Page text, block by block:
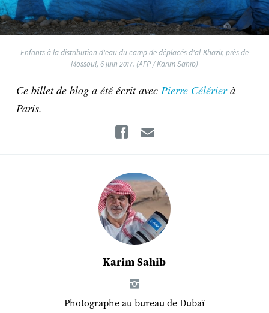
Enfants à la distribution d'eau du camp de déplacés d'al-Khazir, près de
Mossoul, 6 juin 2017. (AFP / Karim Sahib)
Ce billet de blog a été écrit avec Pierre Célérierà
Paris.
Facebook
Karim Sahib
Photographe au bureau de Dubaï